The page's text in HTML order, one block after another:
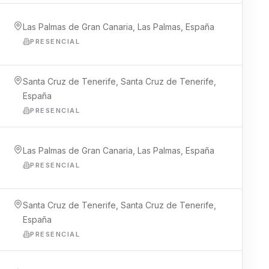
Las Palmas de Gran Canaria, Las Palmas, España
PRESENCIAL
Santa Cruz de Tenerife, Santa Cruz de Tenerife,
España
PRESENCIAL
Las Palmas de Gran Canaria, Las Palmas, España
PRESENCIAL
Santa Cruz de Tenerife, Santa Cruz de Tenerife,
España
PRESENCIAL